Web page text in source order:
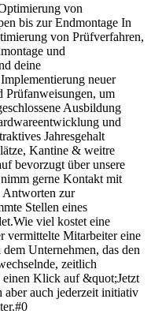
von
bis zur Endmontage In
von Prüfverfahren,
und
deine
neuer
Prüfanweisungen, um
Ausbildung
und
Jahresgehalt
Kantine & weitre
bevorzugt über unsere
gerne Kontakt mit
Antworten zur
Stellen eines
viel kostet eine
vermittelte Mitarbeiter eine
Unternehmen, das den
zeitlich
einen Klick auf &quot;Jetzt
aber auch jederzeit initiativ